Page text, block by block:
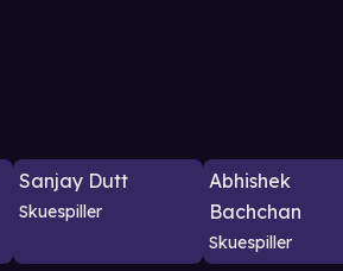
Sanjay Dutt
Skuespiller
Abhishek
Bachchan
Skuespiller